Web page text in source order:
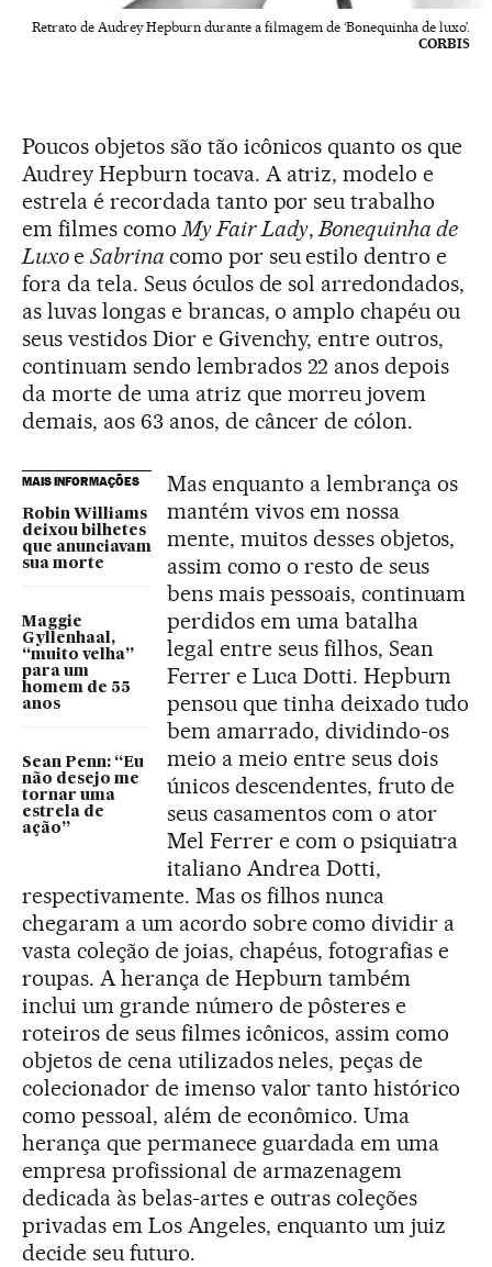
Retrato de Audrey Hepburn durante a filmagem de ‘Bonequinha de luxo’.
CORBIS
Poucos objetos são tão icônicos quanto os que
Audrey Hepburn tocava. A atriz, modelo e
estrela é recordada tanto por seu trabalho
em filmes como My Fair Lady, Bonequinha de
Luxoe Sabrina como por seu estilo dentro e
fora da tela. Seus óculos de sol arredondados,
as luvas longas e brancas, o amplo chapéu ou
seus vestidos Dior e Givenchy, entre outros,
continuam sendo lembrados 22 anos depois
da morte de uma atriz que morreu jovem
demais, aos 63 anos, de câncer de cólon.
MAIS INFORMAÇÕES
Robin Williams
deixou bilhetes
que anunciavam
sua morte
Maggie
Gyllenhaal,
“muito velha”
para um
homem de 55
anos
Sean Penn: “Eu
não desejo me
tornar uma
estrela de
ação”
Mas enquanto a lembrança os
mantém vivos em nossa
mente, muitos desses objetos,
assim como o resto de seus
bens mais pessoais, continuam
perdidos em uma batalha
legal entre seus filhos, Sean
Ferrer e Luca Dotti. Hepburn
pensou que tinha deixado tudo
bem amarrado, dividindo-os
meio a meio entre seus dois
únicos descendentes, fruto de
seus casamentos com o ator
Mel Ferrer e com o psiquiatra
italiano Andrea Dotti,
respectivamente. Mas os filhos nunca
chegaram a um acordo sobre como dividir a
vasta coleção de joias, chapéus, fotografias e
roupas. A herança de Hepburn também
inclui um grande número de pôsteres e
roteiros de seus filmes icônicos, assim como
objetos de cena utilizados neles, peças de
colecionador de imenso valor tanto histórico
como pessoal, além de econômico. Uma
herança que permanece guardada em uma
empresa profissional de armazenagem
dedicada às belas-artes e outras coleções
privadas em Los Angeles, enquanto um juiz
decide seu futuro.